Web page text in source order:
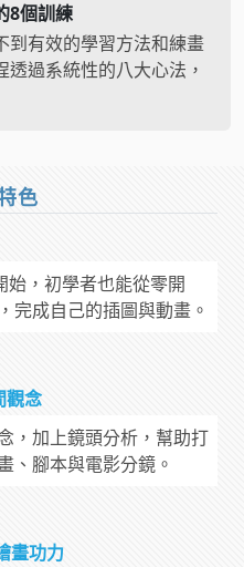
8個訓練
到有效的學習方法和練畫
過系統性的八大心法，
色
，初學者也能從零開
完成自己的插圖與動畫。
觀念
，加上鏡頭分析，幫助打
、腳本與電影分鏡。
畫功力